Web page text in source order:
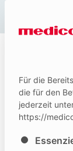
Für die
die für den
jederzeit
https://
Es folgt